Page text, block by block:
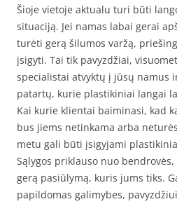
Šioje vietoje aktualu turi būti
situaciją. Jei namas labai gerai
turėti gerą šilumos varžą,
įsigyti. Tai tik pavyzdžiai,
specialistai atvyktų į jūsų namus
patartų, kurie plastikiniai langai
Kai kurie klientai baiminasi, kad
bus jiems netinkama arba
metu gali būti įsigyjami
Sąlygos priklauso nuo
gerą pasiūlymą, kuris jums tiks.
papildomas galimybes,